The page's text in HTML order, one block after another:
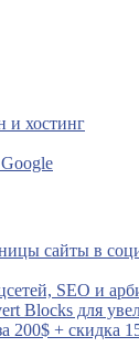
и хостинг
сайты в
SEO и
Blocks для
+ скидка